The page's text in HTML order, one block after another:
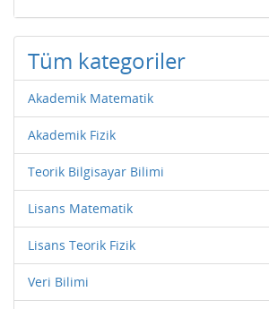
Tüm kategoriler
Akademik Matematik
Akademik Fizik
Teorik Bilgisayar Bilimi
Lisans Matematik
Lisans Teorik Fizik
Veri Bilimi